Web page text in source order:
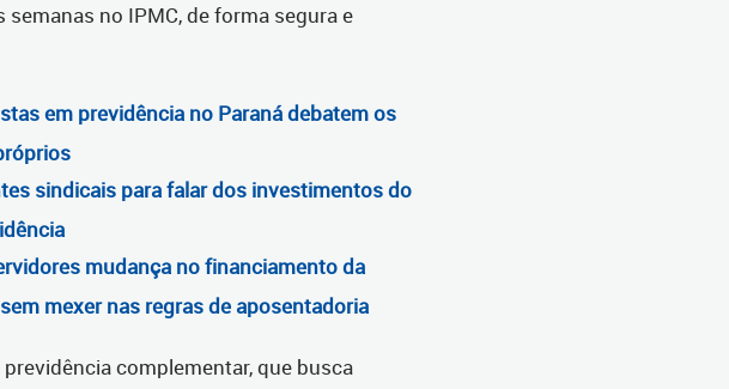
no IPMC, de forma segura e
em previdência no Paraná debatem os
sindicais para falar dos investimentos do
mudança no financiamento da
mexer nas regras de aposentadoria
complementar, que busca